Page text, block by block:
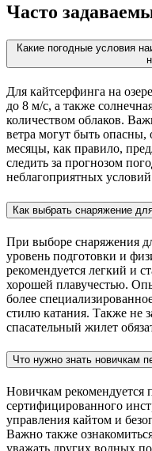
Часто
Какие погодные условия
Для кайтсерфинга на
до 8 м/с, а также
количеством облаков.
ветра могут быть
месяцы, как правило,
следить за прогнозом
неблагоприятных
Как выбрать снаряжение
При выборе снаряжения
уровень подготовки и
рекомендуется легкий и
хорошей плавучестью.
более
стилю катания. Также не
спасательный жилет
Что нужно знать новичкам
Новичкам рекомендуется
сертифицированного
управления кайтом и
Важно также